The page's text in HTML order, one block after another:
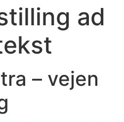
ad
– vejen